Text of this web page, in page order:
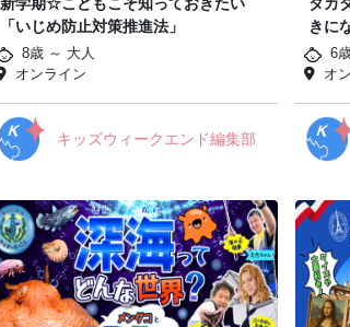
「いじめ防止対策推進法」
8歳 ～ 大人
オンライン
キッズウィークエンド編集部
きに
6
オ